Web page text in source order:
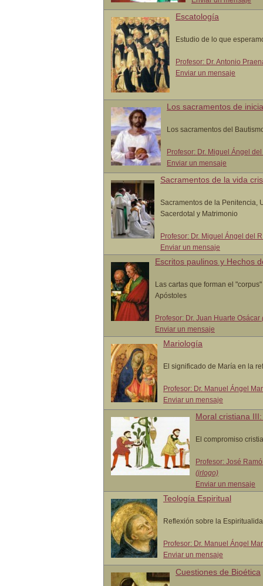
Escatología
Estudio de lo que
Profesor: Dr. Antonio
Enviar un mensaje
Los sacramentos de
Los sacramentos del
Profesor: Dr. Miguel Ángel
Enviar un mensaje
Sacramentos de la vida
Sacramentos de la Penitencia,
Sacerdotal y Matrimonio
Profesor: Dr. Miguel Ángel del
Enviar un mensaje
Escritos paulinos y Hechos
Las cartas que forman el
Apóstoles
Profesor: Dr. Juan Huarte Osácar
Enviar un mensaje
Mariología
El significado de María en la
Profesor: Dr. Manuel Ángel
Enviar un mensaje
Moral cristiana
El compromiso
Profesor: José
(jrlogo)
Enviar un mensaje
Teología Espiritual
Reflexión sobre la
Profesor: Dr. Manuel Ángel
Enviar un mensaje
Cuestiones de Bioética